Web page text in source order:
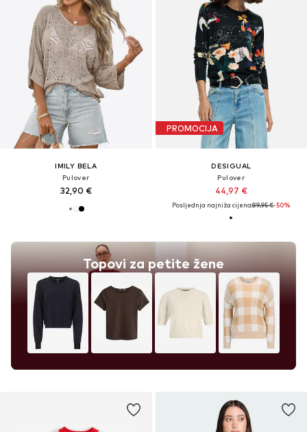
IMILY BELA
Pulover
32,90 €
Topovi za petite žene
PROMOCIJA
DESIGUAL
Pulover
44,97 €
Posljednja najniža cijena:89,95 €-50%